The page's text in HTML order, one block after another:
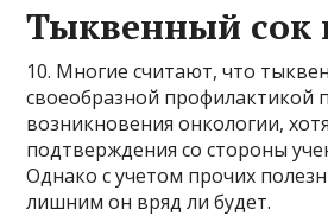
Тыквенный сок
10. Многие считают, что
своеобразной профилактикой
возникновения онкологии,
подтверждения со стороны
Однако с учетом прочих
лишним он вряд ли будет.